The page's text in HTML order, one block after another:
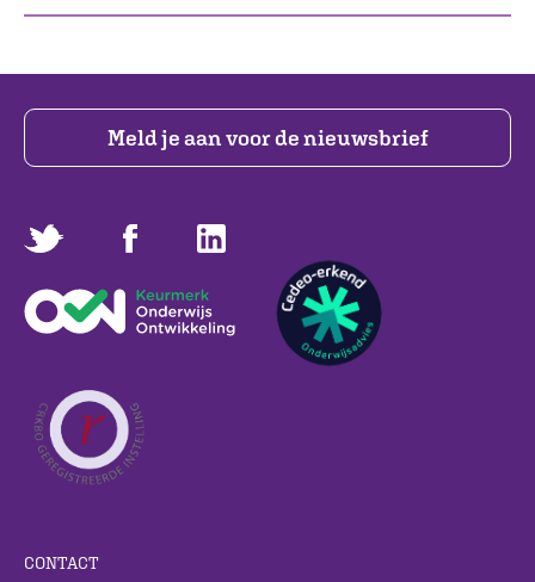
Meld je aan voor de nieuwsbrief
CONTACT